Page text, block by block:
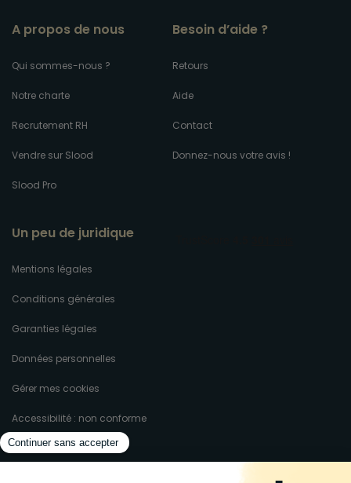
A propos de nous
Qui sommes-nous ?
Notre charte
Recrutement RH
Vendre sur Slood
Slood Pro
Besoin d’aide ?
Retours
Aide
Contact
Donnez-nous votre avis !
Un peu de juridique
Mentions légales
Conditions générales
Garanties légales
Données personnelles
Gérer mes cookies
Accessibilité : non conforme